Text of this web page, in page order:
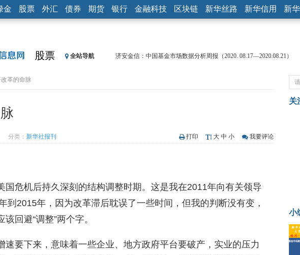
金 股票 外汇 债券 期货 银行 金融科技 区块链 新华丝路 新华信用 新
股票 全站导航
济安金信：中国基金市场数据分析周报（2020. 08.17—2020.08.21）
央行公开市场净投放300亿元 短端资金利率明显下行
革的命脉
分类： 新华社报刊 打印 大 中 小 我要评论
国危机后持久深刻的结构调整时期。这是我在2011年向有关领导
到2015年，因为改革滞后耽误了一些时间，但我的判断没有变，
回避“调整”两个字。
速要下来，意味着一些企业、地方政府平台要破产，实业的压力
关
小